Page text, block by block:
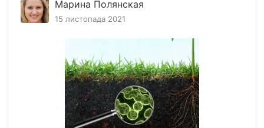
Марина Полянская
15 листопада 2021